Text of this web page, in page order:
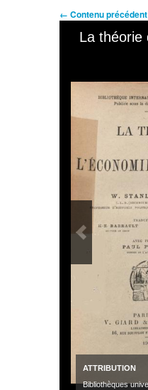
← Contenu précédent